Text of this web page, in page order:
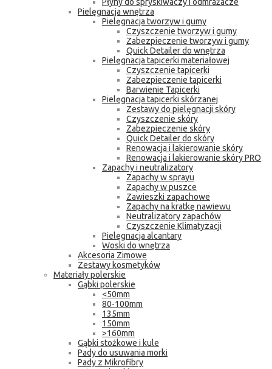
Pielęgnacja wnętrza
Pielęgnacja tworzyw i gumy
Czyszczenie tworzyw i gumy
Zabezpieczenie tworzyw i gumy
Quick Detailer do wnętrza
Pielęgnacja tapicerki materiałowej
Czyszczenie tapicerki
Zabezpieczenie tapicerki
Barwienie Tapicerki
Pielęgnacja tapicerki skórzanej
Zestawy do pielęgnacji skóry
Czyszczenie skóry
Zabezpieczenie skóry
Quick Detailer do skóry
Renowacja i lakierowanie skóry
Renowacja i lakierowanie skóry PRO
Zapachy i neutralizatory
Zapachy w sprayu
Zapachy w puszce
Zawieszki zapachowe
Zapachy na kratkę nawiewu
Neutralizatory zapachów
Czyszczenie Klimatyzacji
Pielęgnacja alcantary
Woski do wnętrza
Akcesoria Zimowe
Zestawy kosmetyków
Materiały polerskie
Gąbki polerskie
<50mm
80-100mm
135mm
150mm
>160mm
Gąbki stożkowe i kule
Pady do usuwania morki
Pady z Mikrofibry